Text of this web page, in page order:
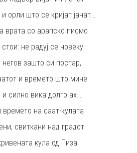
орли што се кријат јачат…
врата со арапско писмо
не радуј се човеку
негов зашто си постар,
и времето што мине
силно вика долго ах…
на саат-кулата
свиткани над градот
кула од Пиза